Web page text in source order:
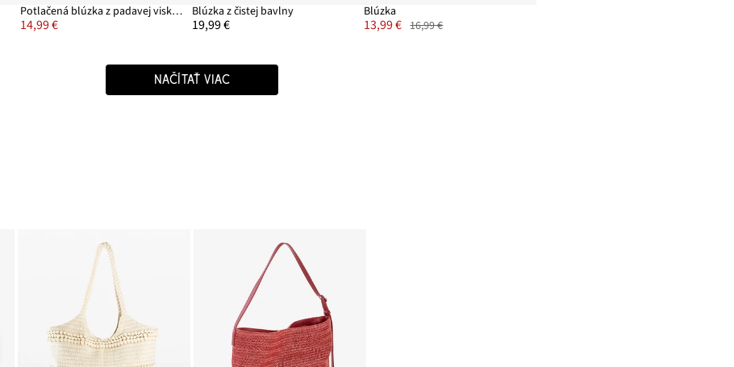
Potlačená blúzka z padavej viskózy
14,99 €
Blúzka z čistej bavlny
19,99 €
Blúzka
13,99 € 16,99 €
NAČÍTAŤ VIAC